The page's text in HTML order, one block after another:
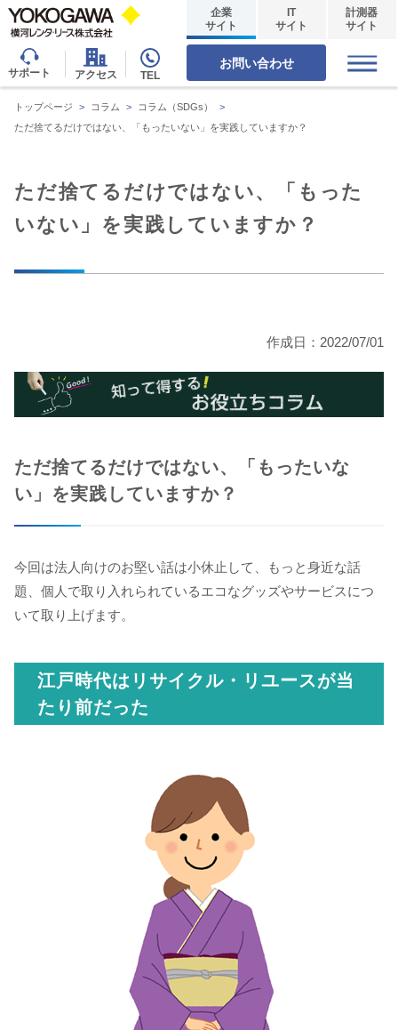
サポート アクセス TEL
企業
サイト
IT
サイト
計測器
サイト
お問い合わせ
トップページ > コラム > コラム（SDGs）
>
ただ捨てるだけではない、「もったいない」を実践していますか？
ただ捨てるだけではない、「もった
いない」を実践していますか？
作成日：2022/07/01
ただ捨てるだけではない、「もったいな
い」を実践していますか？
今回は法人向けのお堅い話は小休止して、もっと身近な話
題、個人で取り入れられているエコなグッズやサービスにつ
いて取り上げます。
江戸時代はリサイクル・リユースが当
たり前だった